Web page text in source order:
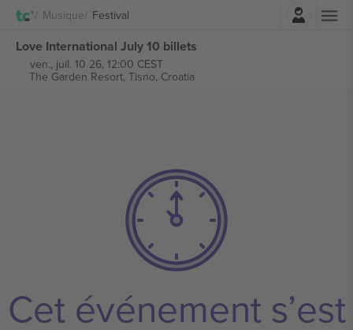
Musique Festival
Love International July 10 billets
ven., juil. 10 26, 12:00 CEST
The Garden Resort, Tisno, Croatia
Cet événement s’est